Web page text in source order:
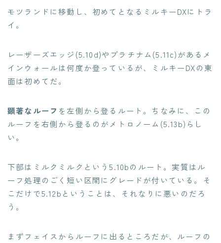
モツランドに移動し、初めてとなるミルキーDXにトラ
イ。
レーザーズエッジ(5.10d)やプラチナム(5.11c)があるメ
インウォールは何度か登っているが、ミルキーDXの東
面は初めてだ。
顕著なルーフ を左側から登るルート。ちなみに、この
ルーフを右側から登るのがメトロノーム(5.13b)らし
い。
下部はミルクミルクという5.10bのルート。実質はル
ーフ処理のごく短い区間にグレードが付いている。そ
こだけで5.12bということは、それなりに悪いのだろ
う。
まずフェイスからルーフに出るところだが、ルーフの